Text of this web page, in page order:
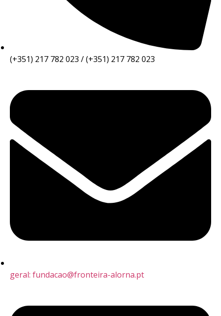
(+351) 217 782 023 / (+351) 217 782 023
geral: fundacao@fronteira-alorna.pt